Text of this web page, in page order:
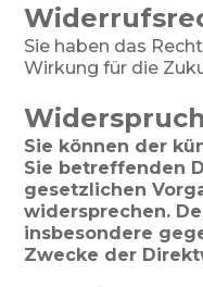
Sie haben das
Wirkung für die
Sie können der
Sie betreffenden
gesetzlichen
widersprechen.
insbesondere
Zwecke der